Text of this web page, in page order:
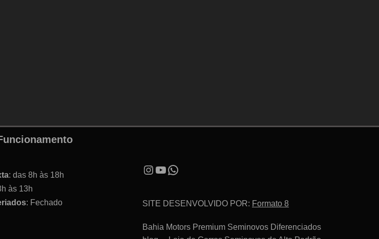
: das 8h às 18h
às 13h
: Fechado SITE DESENVOLVIDO POR: Formato 8
Bahia Motors Premium Seminovos Diferenciados